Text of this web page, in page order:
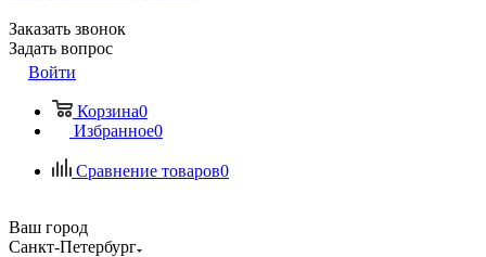
Заказать звонок
Задать вопрос
Войти
Корзина0
Избранное0
Сравнение товаров0
Ваш город
Санкт-Петербург